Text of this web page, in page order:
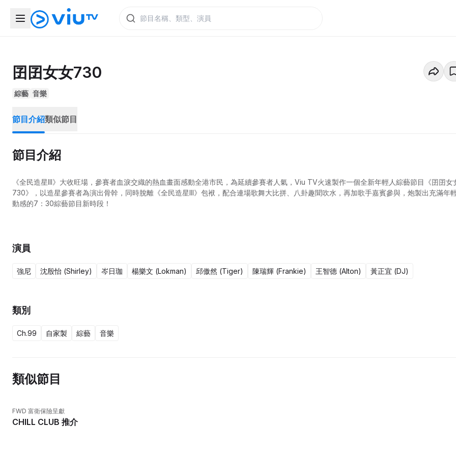
囝囝女女730
綜藝 音樂
節目介紹類似節目
節目介紹
《全民造星III》大收旺場，參賽者血淚交織的熱血畫面感動全港市民，為延續參賽者人氣，Viu TV火速製作一個全新年輕人綜藝節目《囝囝女
730》，以造星參賽者為演出骨幹，同時脫離《全民造星III》包袱，配合連場歌舞大比拼、八卦趣聞吹水，再加歌手嘉賓參與，炮製出充滿年
動感的7：30綜藝節目新時段！
演員
強尼 沈殷怡 (Shirley) 岑日珈 楊樂文 (Lokman) 邱傲然 (Tiger) 陳瑞輝 (Frankie) 王智德 (Alton) 黃正宜 (DJ)
類別
Ch.99 自家製 綜藝 音樂
類似節目
FWD 富衛保險呈獻
CHILL CLUB 推介